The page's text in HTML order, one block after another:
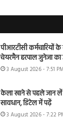
पीआरटीसी कर्मचारियों
चेयरमैन हरपाल जुनेजा
3 August 2026 - 7:51
केला खाने से पहले जान लें
सावधान, डिटेल में पढ़ें
3 August 2026 - 7:22